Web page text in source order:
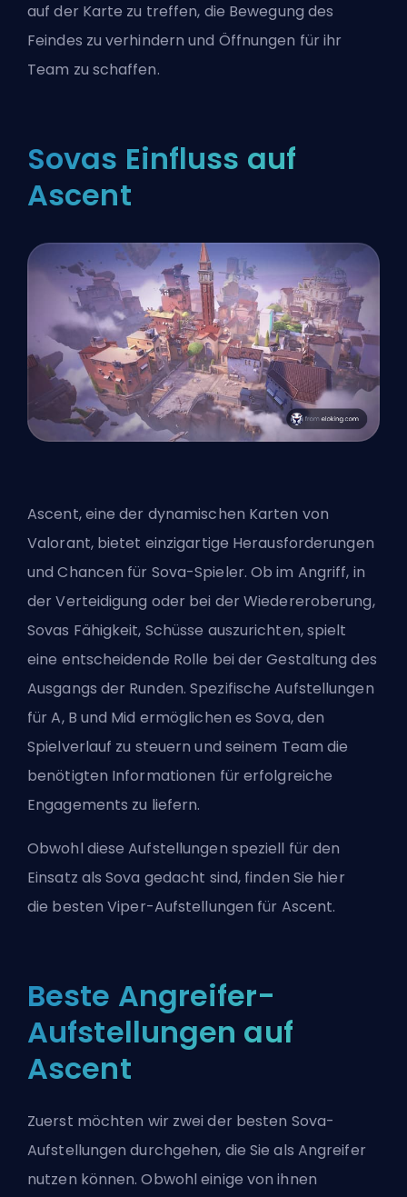
auf der Karte zu treffen, die Bewegung des
Feindes zu verhindern und Öffnungen für ihr
Team zu schaffen.
Sovas Einfluss auf
Ascent
Ascent, eine der dynamischen Karten von
Valorant, bietet einzigartige Herausforderungen
und Chancen für Sova-Spieler. Ob im Angriff, in
der Verteidigung oder bei der Wiedereroberung,
Sovas Fähigkeit, Schüsse auszurichten, spielt
eine entscheidende Rolle bei der Gestaltung des
Ausgangs der Runden. Spezifische Aufstellungen
für A, B und Mid ermöglichen es Sova, den
Spielverlauf zu steuern und seinem Team die
benötigten Informationen für erfolgreiche
Engagements zu liefern.
Obwohl diese Aufstellungen speziell für den
Einsatz als Sova gedacht sind, finden Sie hier
die besten Viper-Aufstellungen für Ascent.
Beste Angreifer-
Aufstellungen auf
Ascent
Zuerst möchten wir zwei der besten Sova-
Aufstellungen durchgehen, die Sie als Angreifer
nutzen können. Obwohl einige von ihnen